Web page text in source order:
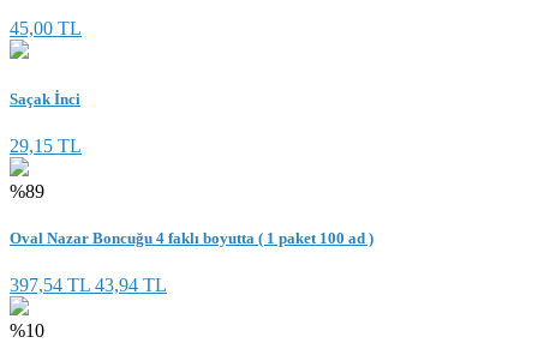
45,00 TL
Saçak İnci
29,15 TL
%89
Oval Nazar Boncuğu 4 faklı boyutta ( 1 paket 100 ad )
397,54 TL 43,94 TL
%10